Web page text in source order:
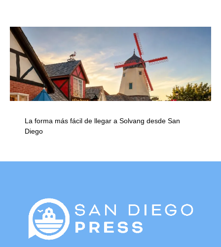
La forma más fácil de llegar a Solvang desde San
Diego